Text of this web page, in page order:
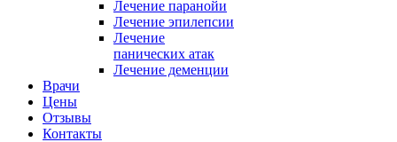
Лечение паранойи
Лечение эпилепсии
Лечение
панических атак
Лечение деменции
Врачи
Цены
Отзывы
Контакты